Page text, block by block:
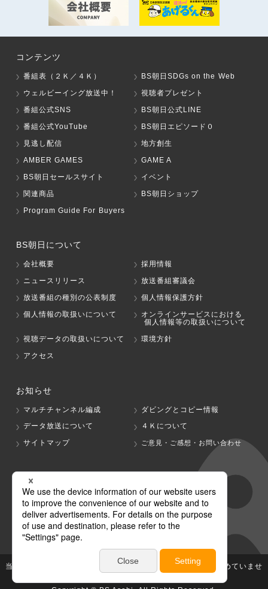
コンテンツ
番組表（２Ｋ／４Ｋ）
BS朝日SDGs on the Web
ウェルビーイング放送中！
視聴者プレゼント
番組公式SNS
BS朝日公式LINE
番組公式YouTube
BS朝日エピソード０
見逃し配信
地方創生
AMBER GAMES
GAME A
BS朝日セールスサイト
イベント
関連商品
BS朝日ショップ
Program Guide For Buyers
BS朝日について
会社概要
採用情報
ニュースリリース
放送番組審議会
放送番組の種別の公表制度
個人情報保護方針
個人情報の取扱いについて
オンラインサービスにおける
個人情報等の取扱いについて
視聴データの取扱いについて
環境方針
アクセス
お知らせ
マルチチャンネル編成
ダビングとコピー情報
データ放送について
４Ｋについて
サイトマップ
ご意見・ご感想・お問い合わせ
グループ会社
テレビ朝日 テレ朝チャンネル
当社が著作権、著作隣接権を有する放送番組等の無断利用は認めていませ
ん。